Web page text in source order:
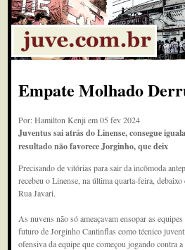
Empate Molhado
Por: Hamilton Kenji em 05 fev 2024
Juventus sai atrás do Linense, consegue
resultado não favorece Jorginho, que deix
Precisando de vitórias para sair da incômoda
recebeu o Linense, na última quarta-feira,
Rua Javari.
As nuvens não só ameaçavam ensopar as
futuro de Jorginho Cantinflas como técnico
ofensiva da equipe que começou jogando contra